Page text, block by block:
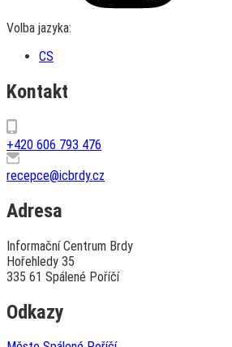
Volba jazyka:
CS
Kontakt
+420 606 793 476
recepce@icbrdy.cz
Adresa
Informační Centrum Brdy
Hořehledy 35
335 61 Spálené Poříčí
Odkazy